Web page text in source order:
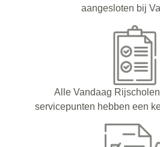
aangesloten bij
Alle Vandaag
servicepunten hebben een